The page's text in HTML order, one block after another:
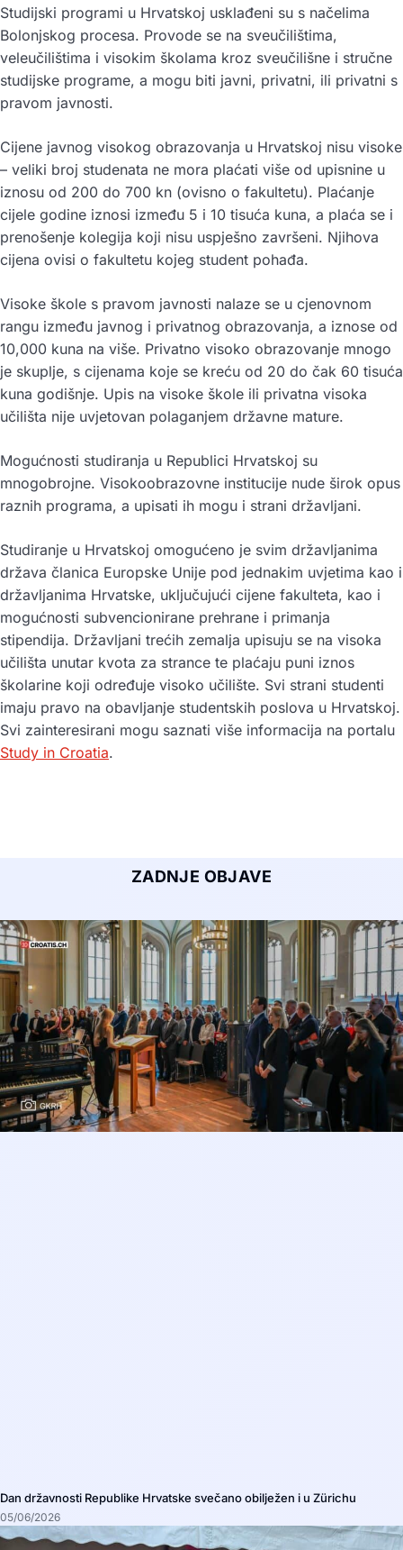
Studijski programi u Hrvatskoj usklađeni su s načelima
Bolonjskog procesa. Provode se na sveučilištima,
veleučilištima i visokim školama kroz sveučilišne i stručne
studijske programe, a mogu biti javni, privatni, ili privatni s
pravom javnosti.
Cijene javnog visokog obrazovanja u Hrvatskoj nisu visoke
– veliki broj studenata ne mora plaćati više od upisnine u
iznosu od 200 do 700 kn (ovisno o fakultetu). Plaćanje
cijele godine iznosi između 5 i 10 tisuća kuna, a plaća se i
prenošenje kolegija koji nisu uspješno završeni. Njihova
cijena ovisi o fakultetu kojeg student pohađa.
Visoke škole s pravom javnosti nalaze se u cjenovnom
rangu između javnog i privatnog obrazovanja, a iznose od
10,000 kuna na više. Privatno visoko obrazovanje mnogo
je skuplje, s cijenama koje se kreću od 20 do čak 60 tisuća
kuna godišnje. Upis na visoke škole ili privatna visoka
učilišta nije uvjetovan polaganjem državne mature.
Mogućnosti studiranja u Republici Hrvatskoj su
mnogobrojne. Visokoobrazovne institucije nude širok opus
raznih programa, a upisati ih mogu i strani državljani.
Studiranje u Hrvatskoj omogućeno je svim državljanima
država članica Europske Unije pod jednakim uvjetima kao i
državljanima Hrvatske, uključujući cijene fakulteta, kao i
mogućnosti subvencionirane prehrane i primanja
stipendija. Državljani trećih zemalja upisuju se na visoka
učilišta unutar kvota za strance te plaćaju puni iznos
školarine koji određuje visoko učilište. Svi strani studenti
imaju pravo na obavljanje studentskih poslova u Hrvatskoj.
Svi zainteresirani mogu saznati više informacija na portalu
Study in Croatia.
ZADNJE OBJAVE
Dan državnosti Republike Hrvatske svečano obilježen i u Zürichu
05/06/2026